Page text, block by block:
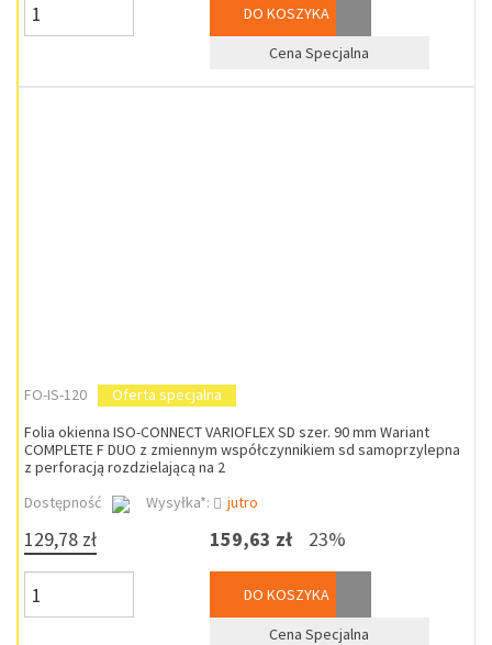
DO KOSZYKA
Cena Specjalna
FO-IS-120
Oferta specjalna
Folia okienna ISO-CONNECT VARIOFLEX SD szer. 90 mm Wariant
COMPLETE F DUO z zmiennym współczynnikiem sd samoprzylepna
z perforacją rozdzielającą na 2
Dostępność
Wysyłka*: jutro
129,78 zł 159,63 zł 23%
DO KOSZYKA
Cena Specjalna